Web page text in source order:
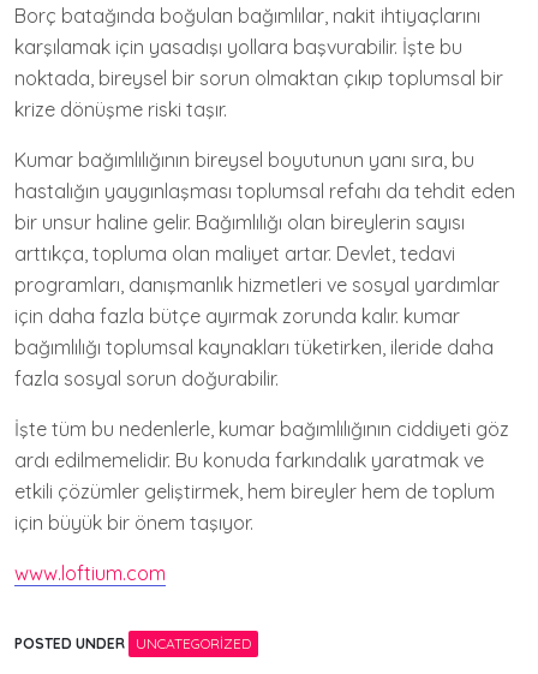
Borç batağında boğulan bağımlılar, nakit ihtiyaçlarını
karşılamak için yasadışı yollara başvurabilir. İşte bu
noktada, bireysel bir sorun olmaktan çıkıp toplumsal bir
krize dönüşme riski taşır.
Kumar bağımlılığının bireysel boyutunun yanı sıra, bu
hastalığın yaygınlaşması toplumsal refahı da tehdit eden
bir unsur haline gelir. Bağımlılığı olan bireylerin sayısı
arttıkça, topluma olan maliyet artar. Devlet, tedavi
programları, danışmanlık hizmetleri ve sosyal yardımlar
için daha fazla bütçe ayırmak zorunda kalır. kumar
bağımlılığı toplumsal kaynakları tüketirken, ileride daha
fazla sosyal sorun doğurabilir.
İşte tüm bu nedenlerle, kumar bağımlılığının ciddiyeti göz
ardı edilmemelidir. Bu konuda farkındalık yaratmak ve
etkili çözümler geliştirmek, hem bireyler hem de toplum
için büyük bir önem taşıyor.
www.loftium.com
POSTED UNDER UNCATEGORIZED